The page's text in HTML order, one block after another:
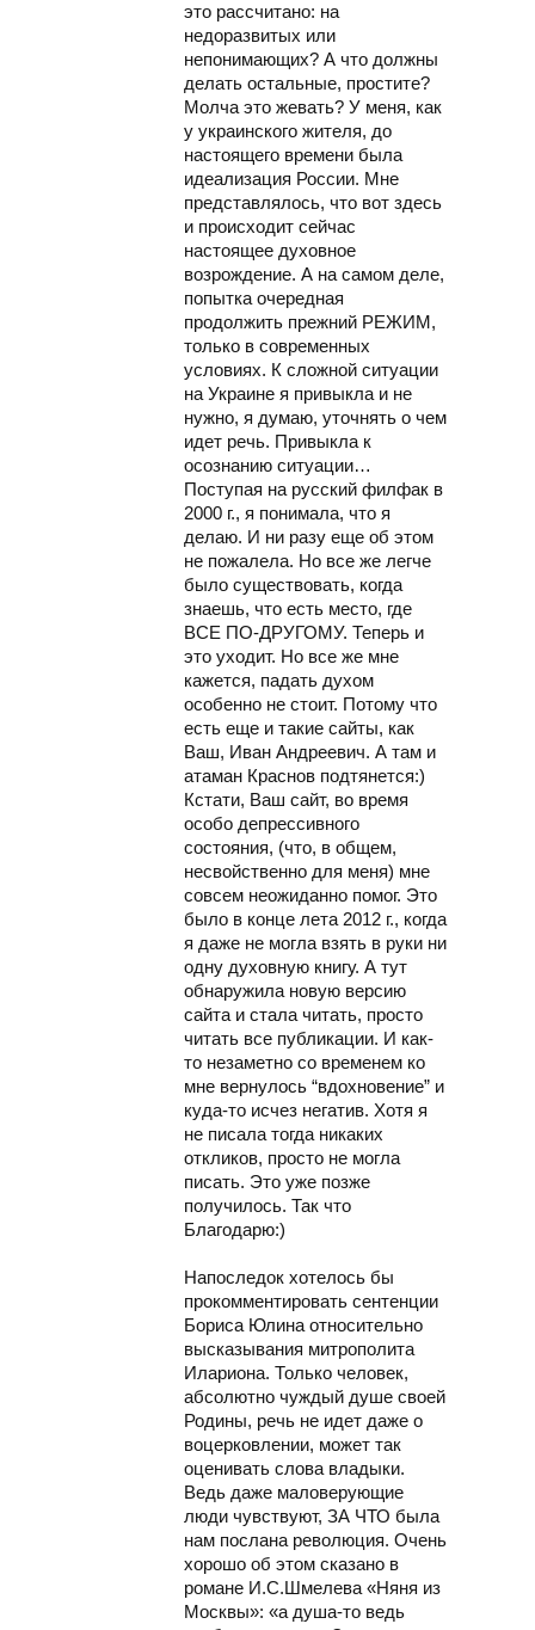
это рассчитано: на
недоразвитых или
непонимающих? А что должны
делать остальные, простите?
Молча это жевать? У меня, как
у украинского жителя, до
настоящего времени была
идеализация России. Мне
представлялось, что вот здесь
и происходит сейчас
настоящее духовное
возрождение. А на самом деле,
попытка очередная
продолжить прежний РЕЖИМ,
только в современных
условиях. К сложной ситуации
на Украине я привыкла и не
нужно, я думаю, уточнять о чем
идет речь. Привыкла к
осознанию ситуации…
Поступая на русский филфак в
2000 г., я понимала, что я
делаю. И ни разу еще об этом
не пожалела. Но все же легче
было существовать, когда
знаешь, что есть место, где
ВСЕ ПО-ДРУГОМУ. Теперь и
это уходит. Но все же мне
кажется, падать духом
особенно не стоит. Потому что
есть еще и такие сайты, как
Ваш, Иван Андреевич. А там и
атаман Краснов подтянется:)
Кстати, Ваш сайт, во время
особо депрессивного
состояния, (что, в общем,
несвойственно для меня) мне
совсем неожиданно помог. Это
было в конце лета 2012 г., когда
я даже не могла взять в руки ни
одну духовную книгу. А тут
обнаружила новую версию
сайта и стала читать, просто
читать все публикации. И как-
то незаметно со временем ко
мне вернулось “вдохновение” и
куда-то исчез негатив. Хотя я
не писала тогда никаких
откликов, просто не могла
писать. Это уже позже
получилось. Так что
Благодарю:)
Напоследок хотелось бы
прокомментировать сентенции
Бориса Юлина относительно
высказывания митрополита
Илариона. Только человек,
абсолютно чуждый душе своей
Родины, речь не идет даже о
воцерковлении, может так
оценивать слова владыки.
Ведь даже маловерующие
люди чувствуют, ЗА ЧТО была
нам послана революция. Очень
хорошо об этом сказано в
романе И.С.Шмелева «Няня из
Москвы»: «а душа-то ведь